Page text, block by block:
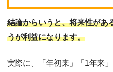
結論からいうと、将来性があ
うが利益になります。
実際に、「年初来」「1年来